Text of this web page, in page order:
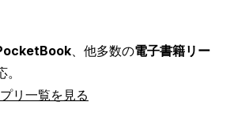
、他多数の電子書籍リー
リ一覧を見る